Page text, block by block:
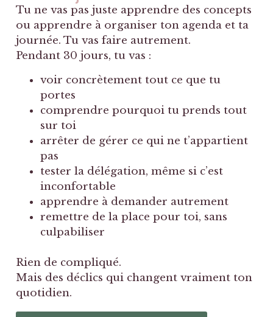
Tu ne vas pas juste apprendre des concepts
ou apprendre à organiser ton agenda et ta
journée. Tu vas faire autrement.
Pendant 30 jours, tu vas :
voir concrètement tout ce que tu
portes
comprendre pourquoi tu prends tout
sur toi
arrêter de gérer ce qui ne t’appartient
pas
tester la délégation, même si c’est
inconfortable
apprendre à demander autrement
remettre de la place pour toi, sans
culpabiliser
Rien de compliqué.
Mais des déclics qui changent vraiment ton
quotidien.